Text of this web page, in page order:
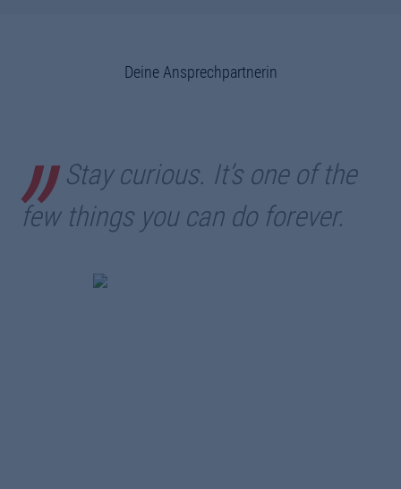
Deine Ansprechpartnerin
Stay curious. It’s one of the
few things you can do forever.